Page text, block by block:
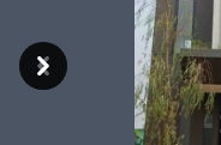
Previous
Next